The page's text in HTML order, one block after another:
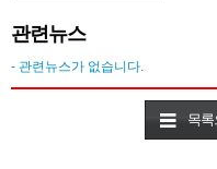
관련뉴스
- 관련뉴스가 없습니다.
목